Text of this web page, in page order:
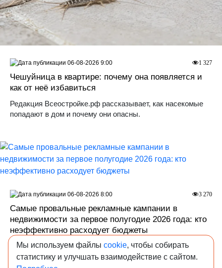
Чешуйница в квартире: почему она появляется и
как от неё избавиться
Редакция Всеостройке.рф рассказывает, как насекомые
попадают в дом и почему они опасны.
1 327
06-08-2026 9:00
Самые провальные рекламные кампании в
недвижимости за первое полугодие 2026 года: кто
неэффективно расходует бюджеты
Десять кампаний застройщиков из России, Австралии,
Израиля и Индии, которые закончились отменой проекта,
3 270
06-08-2026 8:00
Мы используем файлы cookie, чтобы собирать
статистику и улучшать взаимодействие с сайтом.